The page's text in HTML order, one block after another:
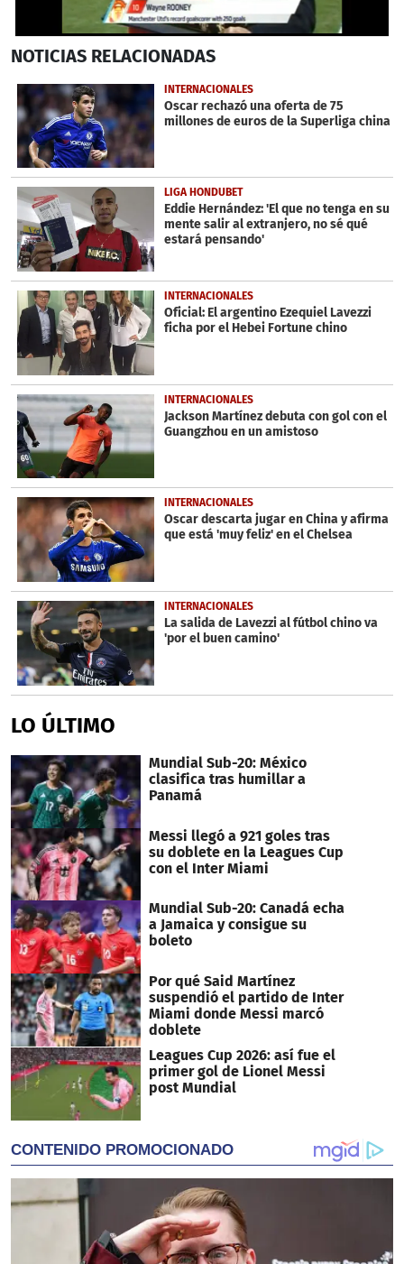
seconds
13
seconds
NOTICIAS RELACIONADAS
INTERNACIONALES
Oscar rechazó una oferta de 75
millones de euros de la Superliga china
LIGA HONDUBET
Eddie Hernández: 'El que no tenga en su
mente salir al extranjero, no sé qué
estará pensando'
INTERNACIONALES
Oficial: El argentino Ezequiel Lavezzi
ficha por el Hebei Fortune chino
INTERNACIONALES
Jackson Martínez debuta con gol con el
Guangzhou en un amistoso
INTERNACIONALES
Oscar descarta jugar en China y afirma
que está 'muy feliz' en el Chelsea
INTERNACIONALES
La salida de Lavezzi al fútbol chino va
'por el buen camino'
LO ÚLTIMO
Mundial Sub-20: México
clasifica tras humillar a
Panamá
Messi llegó a 921 goles tras
su doblete en la Leagues Cup
con el Inter Miami
Mundial Sub-20: Canadá echa
a Jamaica y consigue su
boleto
Por qué Said Martínez
suspendió el partido de Inter
Miami donde Messi marcó
doblete
Leagues Cup 2026: así fue el
primer gol de Lionel Messi
post Mundial